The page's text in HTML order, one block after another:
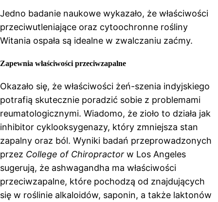
Jedno badanie naukowe wykazało, że właściwości
przeciwutleniające oraz cytoochronne rośliny
Witania ospała są idealne w zwalczaniu zaćmy.
Zapewnia właściwości przeciwzapalne
Okazało się, że właściwości żeń-szenia indyjskiego
potrafią skutecznie poradzić sobie z problemami
reumatologicznymi. Wiadomo, że zioło to działa jak
inhibitor cyklooksygenazy, który zmniejsza stan
zapalny oraz ból. Wyniki badań przeprowadzonych
przez College of Chiropractor w Los Angeles
sugerują, że ashwagandha ma właściwości
przeciwzapalne, które pochodzą od znajdujących
się w roślinie alkaloidów, saponin, a także laktonów